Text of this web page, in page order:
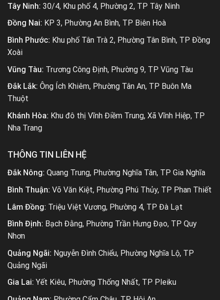
Tây Ninh: 30/4, Khu phố 4, Phường 2, TP Tây Ninh
Đồng Nai: KP 3, Phường An Bình, TP Biên Hoà
Bình Phước: Khu phố Tân Trà 2, Phường Tân Bình, TP Đồng
Xoài
Vũng Tàu: Trương Công Định, Phường 9, TP Vũng Tàu
Đắk Lắk: Ông Ích Khiêm, Phường Tân An, TP Buôn Ma
Thuột
Khánh Hòa: Khu đô thị Vĩnh Điềm Trung, Xã Vĩnh Hiệp, TP
Nha Trang
THÔNG TIN LIÊN HỆ
Đắk Nông: Quang Trung, Phường Nghĩa Tân, TP Gia Nghĩa
Bình Thuận: Võ Văn Kiệt, Phường Phú Thủy, TP Phan Thiết
Lâm Đồng: Triệu Việt Vương, Phường 4, TP Đà Lạt
Bình Định: Bạch Đằng, Phường Trần Hưng Đạo, TP Quy
Nhơn
Quảng Ngãi: Nguyễn Đình Chiểu, Phường Nghĩa Lộ, TP
Quảng Ngãi
Gia Lai: Yết Kiêu, Phường Thống Nhất, TP Pleiku